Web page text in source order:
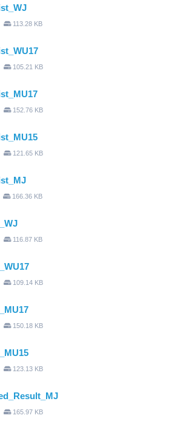
113.28 KB
105.21 KB
152.76 KB
121.65 KB
166.36 KB
116.87 KB
109.14 KB
150.18 KB
123.13 KB
165.97 KB